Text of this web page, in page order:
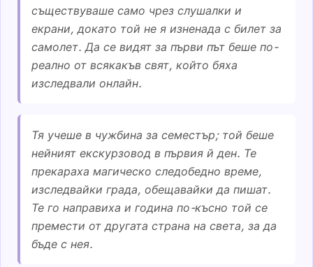
съществуваше само чрез слушалки и
екрани, докато той не я изненада с билет за
самолет. Да се видят за първи път беше по-
реално от всякакъв свят, който бяха
изследвали онлайн.
Тя учеше в чужбина за семестър; той беше
нейният екскурзовод в първия й ден. Те
прекараха магическо следобедно време,
изследвайки града, обещавайки да пишат.
Те го направиха и година по-късно той се
премести от другата страна на света, за да
бъде с нея.